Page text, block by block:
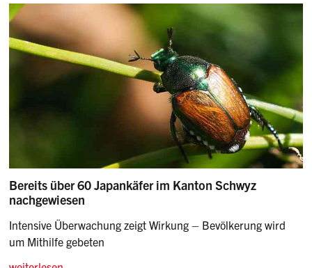
Bereits über 60 Japankäfer im Kanton Schwyz
nachgewiesen
Intensive Überwachung zeigt Wirkung – Bevölkerung wird
um Mithilfe gebeten